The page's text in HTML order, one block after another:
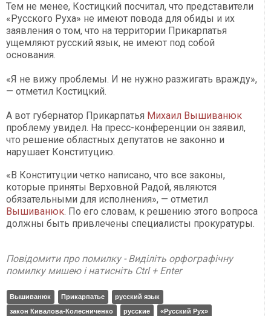
Тем не менее, Костицкий посчитал, что представители
«Русского Руха» не имеют повода для обиды и их
заявления о том, что на территории Прикарпатья
ущемляют русский язык, не имеют под собой
основания.
«Я не вижу проблемы. И не нужно разжигать вражду»,
— отметил Костицкий.
А вот губернатор Прикарпатья Михаил Вышиванюк
проблему увидел. На пресс-конференции он заявил,
что решение областных депутатов не законно и
нарушает Конституцию.
«В Конституции четко написано, что все законы,
которые приняты Верховной Радой, являются
обязательными для исполнения», — отметил
Вышиванюк. По его словам, к решению этого вопроса
должны быть привлечены специалисты прокуратуры.
Повідомити про помилку - Виділіть орфографічну
помилку мишею і натисніть Ctrl + Enter
Вышиванюк Прикарпатье
русский язык
закон Кивалова-Колесниченко
русские «Русский Рух»